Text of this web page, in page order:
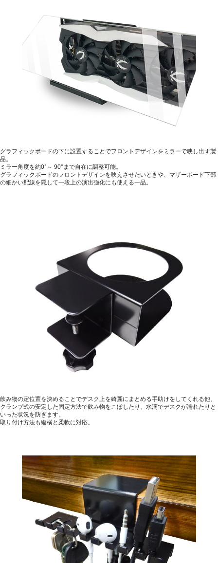
グラフィックボードの下に設置することでフロントデザインをミラーで映し出す製
品。
ミラー角度を約0°～ 90°まで自在に調整可能。
グラフィックボードのフロントデザインを映えさせたいときや、マザーボード下部
の細かい配線を隠して一段上の演出強化にも使える一品。
飲み物の定位置を決めることでデスク上を綺麗にまとめる手助けをしてくれる他、
クランプ式の安定した固定方法で飲み物をこぼしたり、水滴でデスクが濡れたりと
いった状況を防ぎます。
取り付け方法も縦横と柔軟に対応。